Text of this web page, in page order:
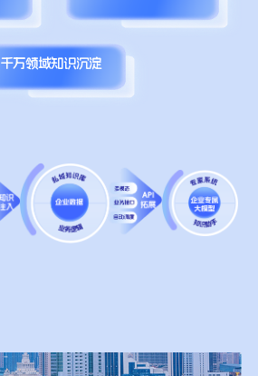
千万领域知识沉淀